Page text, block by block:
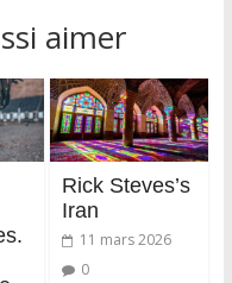
aimer
Rick Steves’s
Iran
11 mars 2026
0